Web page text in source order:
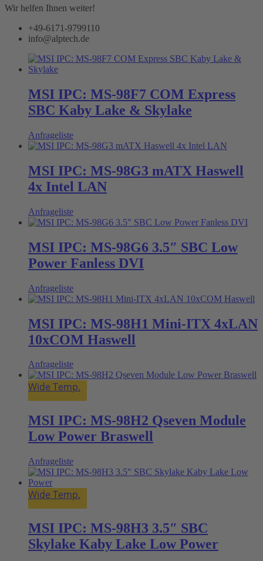
Wir helfen Ihnen weiter!
+49-6171-9799110
info@alptech.de
MSI IPC: MS-98F7 COM Express
SBC Kaby Lake & Skylake
Anfrageliste
MSI IPC: MS-98G3 mATX Haswell
4x Intel LAN
Anfrageliste
MSI IPC: MS-98G6 3.5″ SBC Low
Power Fanless DVI
Anfrageliste
MSI IPC: MS-98H1 Mini-ITX 4xLAN
10xCOM Haswell
Anfrageliste
Wide Temp.
MSI IPC: MS-98H2 Qseven Module
Low Power Braswell
Anfrageliste
Wide Temp.
MSI IPC: MS-98H3 3.5″ SBC
Skylake Kaby Lake Low Power